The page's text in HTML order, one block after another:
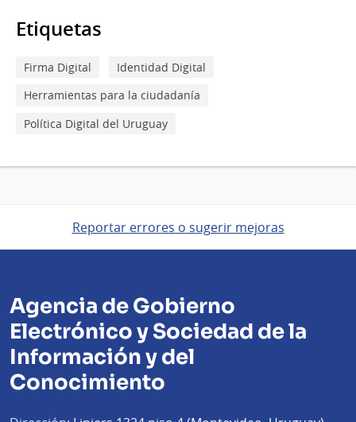
Etiquetas
Firma Digital
Identidad Digital
Herramientas para la ciudadanía
Política Digital del Uruguay
Reportar errores o sugerir mejoras
Agencia de Gobierno
Electrónico y Sociedad de la
Información y del
Conocimiento